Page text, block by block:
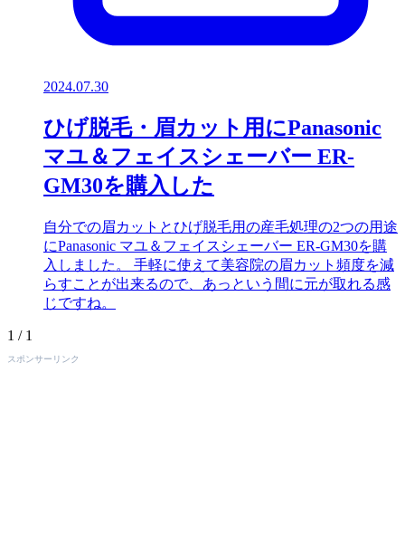
2024.07.30
ひげ脱毛・眉カット用にPanasonic
マユ＆フェイスシェーバー ER-
GM30を購入した
自分での眉カットとひげ脱毛用の産毛処理の2つの用途
にPanasonic マユ＆フェイスシェーバー ER-GM30を購
入しました。 手軽に使えて美容院の眉カット頻度を減
らすことが出来るので、あっという間に元が取れる感
じですね。
1 / 1
スポンサーリンク